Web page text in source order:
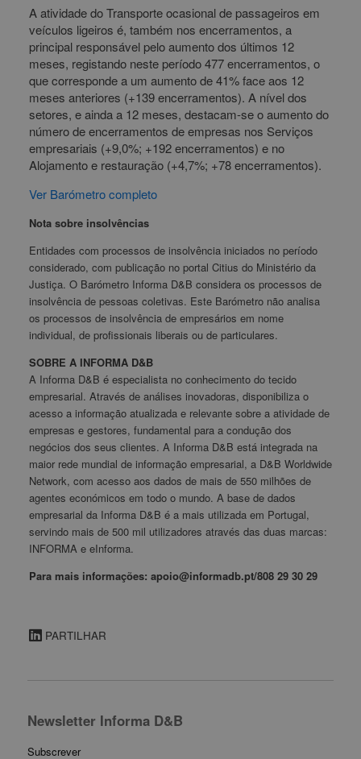
A atividade do Transporte ocasional de passageiros em
veículos ligeiros é, também nos encerramentos, a
principal responsável pelo aumento dos últimos 12
meses, registando neste período 477 encerramentos, o
que corresponde a um aumento de 41% face aos 12
meses anteriores (+139 encerramentos). A nível dos
setores, e ainda a 12 meses, destacam-se o aumento do
número de encerramentos de empresas nos Serviços
empresariais (+9,0%; +192 encerramentos) e no
Alojamento e restauração (+4,7%; +78 encerramentos).
Ver Barómetro completo
Nota sobre insolvências
Entidades com processos de insolvência iniciados no período
considerado, com publicação no portal Citius do Ministério da
Justiça. O Barómetro Informa D&B considera os processos de
insolvência de pessoas coletivas. Este Barómetro não analisa
os processos de insolvência de empresários em nome
individual, de profissionais liberais ou de particulares.
SOBRE A INFORMA D&B
A Informa D&B é especialista no conhecimento do tecido
empresarial. Através de análises inovadoras, disponibiliza o
acesso a informação atualizada e relevante sobre a atividade de
empresas e gestores, fundamental para a condução dos
negócios dos seus clientes. A Informa D&B está integrada na
maior rede mundial de informação empresarial, a D&B Worldwide
Network, com acesso aos dados de mais de 550 milhões de
agentes económicos em todo o mundo. A base de dados
empresarial da Informa D&B é a mais utilizada em Portugal,
servindo mais de 500 mil utilizadores através das duas marcas:
INFORMA e eInforma.
Para mais informações: apoio@informadb.pt/808 29 30 29
PARTILHAR
Newsletter Informa D&B
Subscrever